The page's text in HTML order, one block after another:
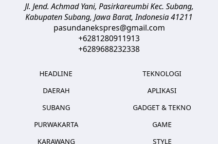
Jl. Jend. Achmad Yani, Pasirkareumbi Kec. Subang,
Kabupaten Subang, Jawa Barat,Indonesia41211
pasundanekspres@gmail.com
+6281280911913
+6289688232338
HEADLINE
DAERAH
SUBANG
PURWAKARTA
KARAWANG
TEKNOLOGI
APLIKASI
GADGET & TEKNO
GAME
STYLE